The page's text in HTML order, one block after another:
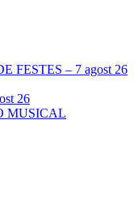
FESTES – 7 agost 26
26
MUSICAL